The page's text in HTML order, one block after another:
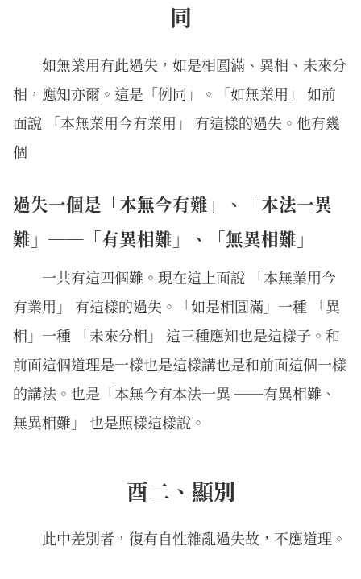
同
如無業用有此過失，如是相圓滿、異相、未來分
相，應知亦爾。這是「例同」。「如無業用」 如前
面說 「本無業用今有業用」 有這樣的過失。他有幾
個
過失一個是「本無今有難」、「本法一異
難」──「有異相難」、「無異相難」
一共有這四個難。現在這上面說 「本無業用今
有業用」 有這樣的過失。「如是相圓滿」一種 「異
相」一種 「未來分相」 這三種應知也是這樣子。和
前面這個道理是一樣也是這樣講也是和前面這個一樣
的講法。也是「本無今有本法一異 ──有異相難、
無異相難」 也是照樣這樣說。
酉二、顯別
此中差別者，復有自性雜亂過失故，不應道理。